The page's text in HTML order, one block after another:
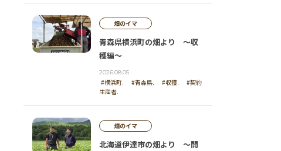
畑のイマ
青森県横浜町の畑より ～収
穫編～
2026.08.05
#横浜町. #青森県. #収獲.
#契約
生産者.
畑のイマ
北海道伊達市の畑より ～開